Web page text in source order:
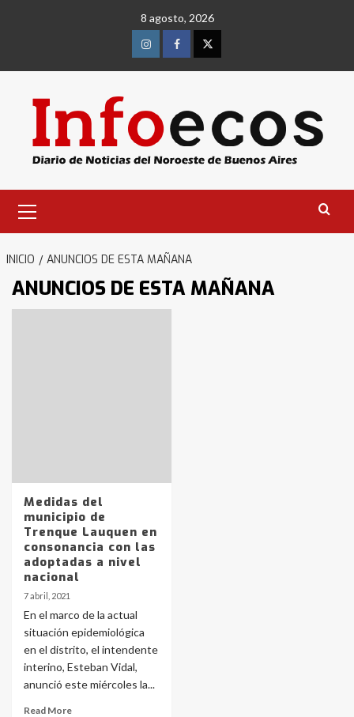
8 agosto, 2026
InstagramFacebookTwitter
primario
INICIO ANUNCIOS DE ESTA MAÑANA
ANUNCIOS DE ESTA MAÑANA
Medidas del
municipio de
Trenque Lauquen en
consonancia con las
adoptadas a nivel
nacional
7 abril, 2021
En el marco de la actual
situación epidemiológica
en el distrito, el intendente
interino, Esteban Vidal,
anunció este miércoles la...
Read More
4
5
Los precios de los combustibles en
6
La Bolsa de Cereales de Bahía
Blanca anticipa que Agosto vendrá
con lluvias y heladas, en gran parte
de la provincia